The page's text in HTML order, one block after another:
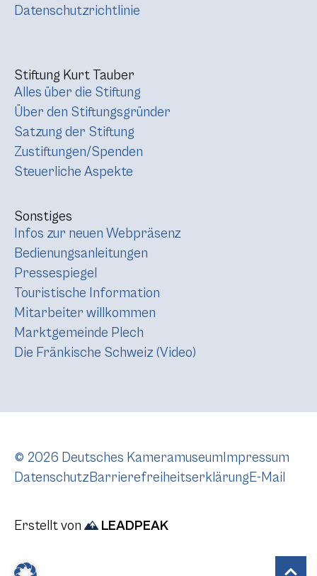
Datenschutzrichtlinie
Stiftung Kurt Tauber
Alles über die Stiftung
Über den Stiftungsgründer
Satzung der Stiftung
Zustiftungen/Spenden
Steuerliche Aspekte
Sonstiges
Infos zur neuen Webpräsenz
Bedienungsanleitungen
Pressespiegel
Touristische Information
Mitarbeiter willkommen
Marktgemeinde Plech
Die Fränkische Schweiz (Video)
© 2026 Deutsches Kameramuseum Impressum
DatenschutzBarrierefreiheitserklärungE-Mail
Erstellt von LEADPEAK